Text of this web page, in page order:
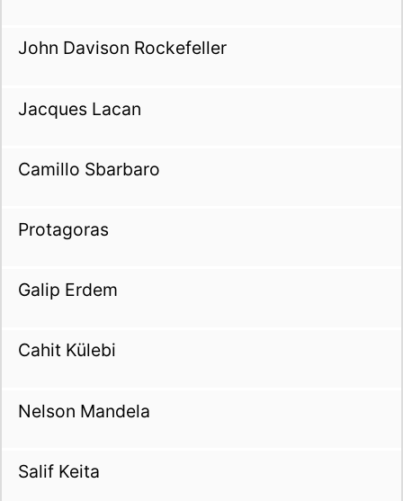
John Davison Rockefeller
Jacques Lacan
Camillo Sbarbaro
Protagoras
Galip Erdem
Cahit Külebi
Nelson Mandela
Salif Keita